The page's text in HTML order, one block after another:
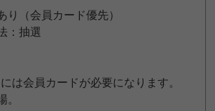
り（会員カード優先）
：抽選
は会員カードが必要になります。
。